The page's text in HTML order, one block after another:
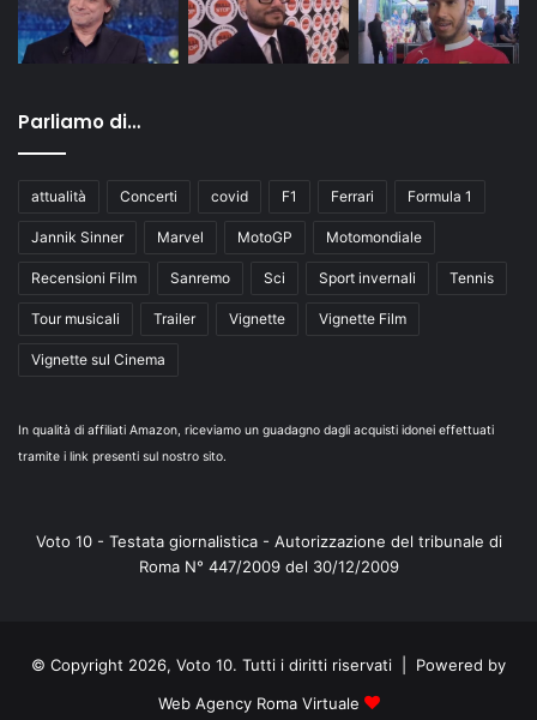
Parliamo di…
attualità Concerti covid F1 Ferrari Formula 1
Jannik Sinner Marvel MotoGP Motomondiale
Recensioni Film Sanremo Sci Sport invernali Tennis
Tour musicali Trailer Vignette Vignette Film
Vignette sul Cinema
In qualità di affiliati Amazon, riceviamo un guadagno dagli acquisti idonei effettuati
tramite i link presenti sul nostro sito.
Voto 10 - Testata giornalistica - Autorizzazione del tribunale di
Roma N° 447/2009 del 30/12/2009
© Copyright 2026, Voto 10. Tutti i diritti riservati | Powered by
Web Agency Roma Virtuale